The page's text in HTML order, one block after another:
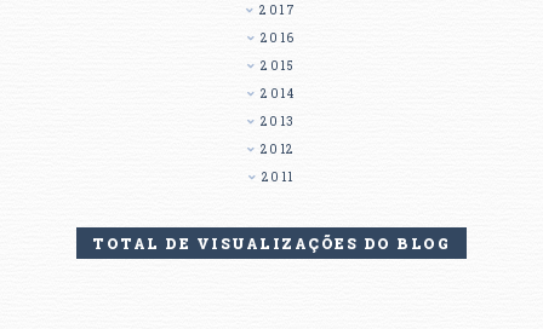
2017
2016
2015
2014
2013
2012
2011
TOTAL DE VISUALIZAÇÕES DO BLOG